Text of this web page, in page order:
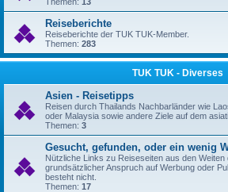
Reiseberichte
Reiseberichte der TUK TUK-Member.
Themen: 283
TUK TUK - Diverses
Asien - Reisetipps
Reisen durch Thailands Nachbarländer wie
oder Malaysia sowie andere Ziele auf dem
Themen: 3
Gesucht, gefunden, oder ein wenig
Nützliche Links zu Reiseseiten aus den Weiten
grundsätzlicher Anspruch auf Werbung oder
besteht nicht.
Themen: 17